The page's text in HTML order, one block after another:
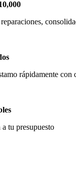
rápidamente con
a tu presupuesto